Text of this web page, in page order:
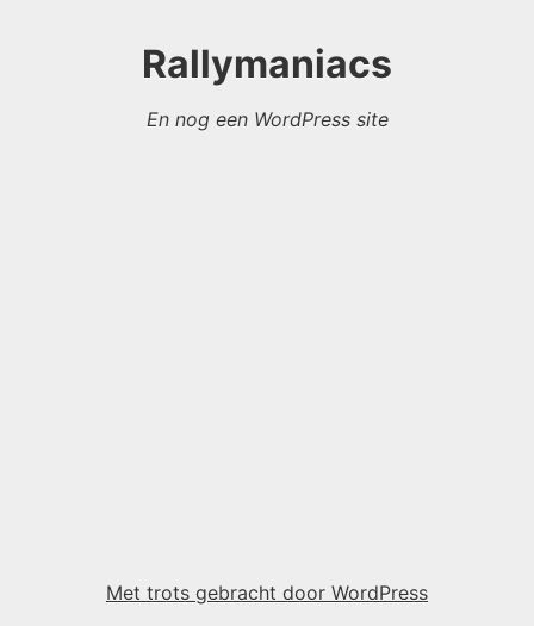
Rallymaniacs
En nog een WordPress site
Met trots gebracht door WordPress